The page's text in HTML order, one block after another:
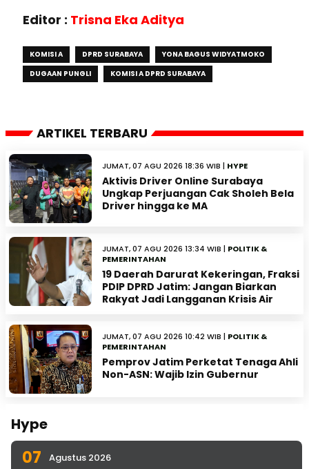
Editor : Trisna Eka Aditya
KOMISI A DPRD SURABAYA
YONA BAGUS WIDYATMOKO
DUGAAN PUNGLI
KOMISI A DPRD SURABAYA
ARTIKEL TERBARU
JUMAT, 07 AGU 2026 18:36 WIB | HYPE
Aktivis Driver Online Surabaya
Ungkap Perjuangan Cak Sholeh Bela
Driver hingga ke MA
JUMAT, 07 AGU 2026 13:34 WIB | POLITIK &
PEMERINTAHAN
19 Daerah Darurat Kekeringan, Fraksi
PDIP DPRD Jatim: Jangan Biarkan
Rakyat Jadi Langganan Krisis Air
JUMAT, 07 AGU 2026 10:42 WIB | POLITIK &
PEMERINTAHAN
Pemprov Jatim Perketat Tenaga Ahli
Non-ASN: Wajib Izin Gubernur
Hype
07 Agustus 2026